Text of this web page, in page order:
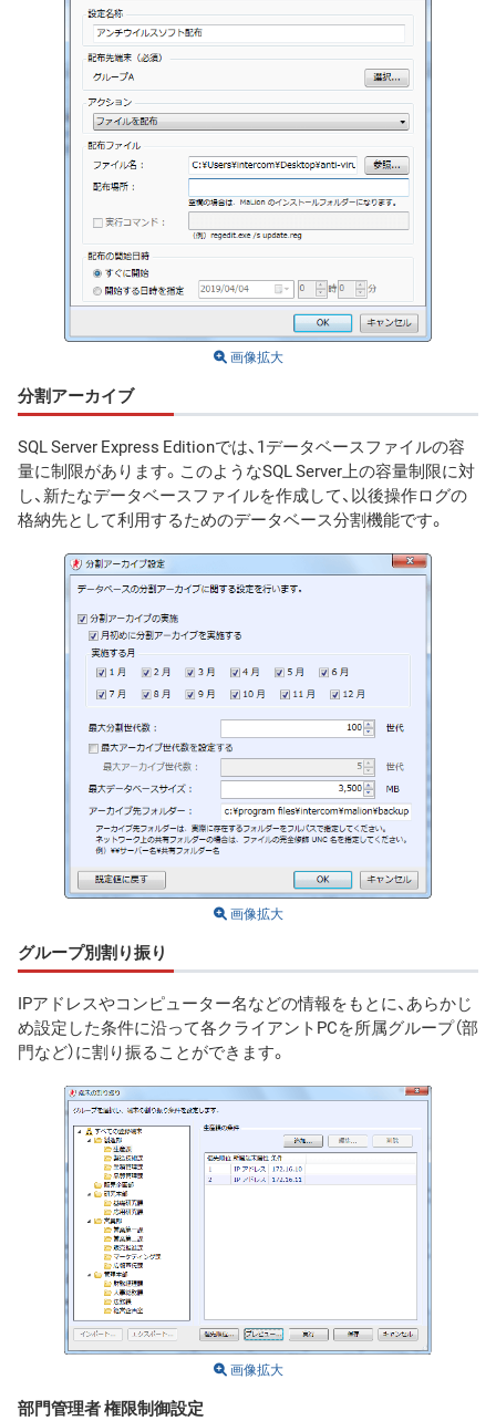
画像拡大
分割アーカイブ
SQL Server Express Editionでは、1データベースファイルの容
量に制限があります。このようなSQL Server上の容量制限に対
し、新たなデータベースファイルを作成して、以後操作ログの
格納先として利用するためのデータベース分割機能です。
画像拡大
グループ別割り振り
IPアドレスやコンピューター名などの情報をもとに、あらかじ
め設定した条件に沿って各クライアントPCを所属グループ（部
門など）に割り振ることができます。
画像拡大
部門管理者 権限制御設定